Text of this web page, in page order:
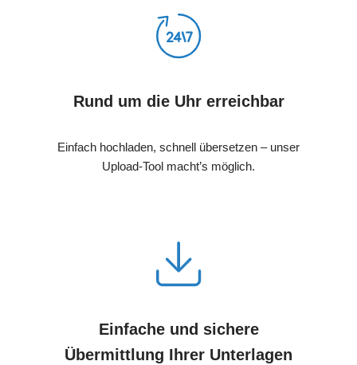
Rund um die Uhr erreichbar
Einfach hochladen, schnell übersetzen – unser
Upload-Tool macht’s möglich.
Einfache und sichere
Übermittlung Ihrer Unterlagen